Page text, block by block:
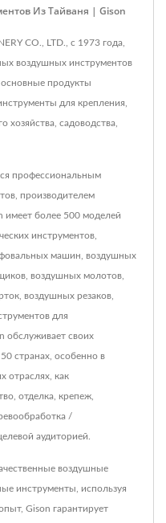
Из Тайваня | Gison
CO., LTD., с 1973 года,
воздушных инструментов
продукты
для крепления,
хозяйства, садоводства,
профессиональным
производителем
имеет более 500 моделей
инструментов,
машин, воздушных
воздушных молотов,
воздушных резаков,
для
обслуживает своих
странах, особенно в
отраслях, как
отделка, крепеж,
/
аудиторией.
воздушные
инструменты, используя
Gison гарантирует